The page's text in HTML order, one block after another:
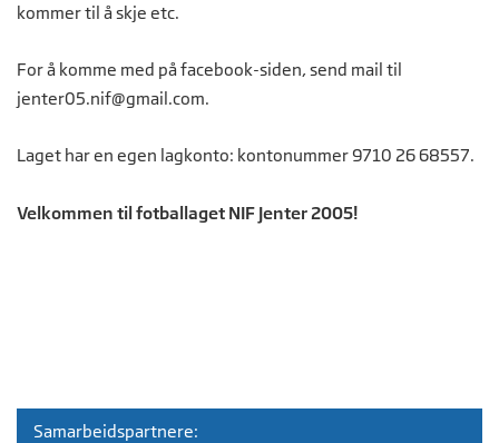
kommer til å skje etc.
For å komme med på facebook-siden, send mail til
jenter05.nif@gmail.com.
Laget har en egen lagkonto: kontonummer 9710 26 68557.
Velkommen til fotballaget NIF Jenter 2005!
Samarbeidspartnere: